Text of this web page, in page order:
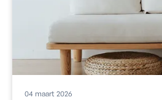
04 maart 2026